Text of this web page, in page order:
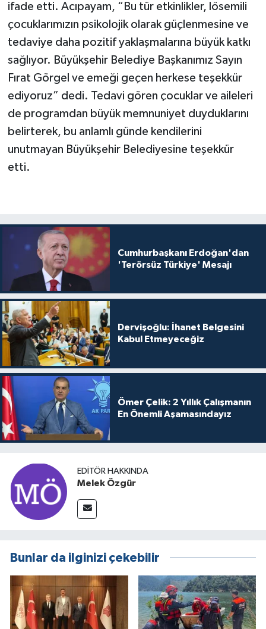
ifade etti. Acıpayam, “Bu tür etkinlikler, lösemili
çocuklarımızın psikolojik olarak güçlenmesine ve
tedaviye daha pozitif yaklaşmalarına büyük katkı
sağlıyor. Büyükşehir Belediye Başkanımız Sayın
Fırat Görgel ve emeği geçen herkese teşekkür
ediyoruz” dedi. Tedavi gören çocuklar ve aileleri
de programdan büyük memnuniyet duyduklarını
belirterek, bu anlamlı günde kendilerini
unutmayan Büyükşehir Belediyesine teşekkür
etti.
Cumhurbaşkanı Erdoğan'dan
'Terörsüz Türkiye' Mesajı
Dervişoğlu: İhanet Belgesini
Kabul Etmeyeceğiz
Ömer Çelik: 2 Yıllık Çalışmanın
En Önemli Aşamasındayız
EDITÖR HAKKINDA
Melek Özgür
Bunlar da ilginizi çekebilir